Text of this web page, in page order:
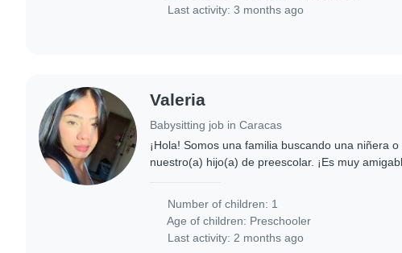
Last activity: 3 months ago
Valeria
Babysitting job in Caracas
¡Hola! Somos una familia buscando una niñera
nuestro(a) hijo(a) de preescolar. ¡Es muy
Number of children: 1
Age of children: Preschooler
Last activity: 2 months ago